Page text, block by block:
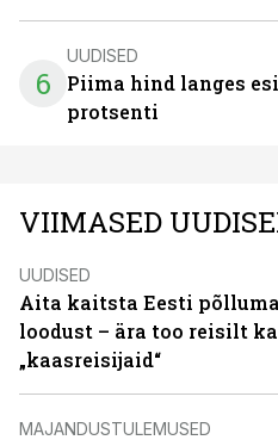
6
UUDISED
Piima hind langes
protsenti
VIIMASED
UUDISED
Aita kaitsta Eesti
loodust – ära too reisilt
„kaasreisijaid“
MAJANDUSTULEMUSED